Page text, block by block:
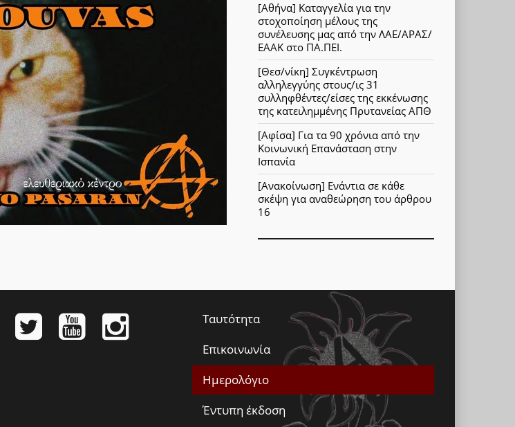
[Αθήνα] Καταγγελία για την
στοχοποίηση μέλους της
συνέλευσης μας από την ΛΑΕ/ΑΡΑΣ/
ΕΑΑΚ στο ΠΑ.ΠΕΙ.
[Θεσ/νίκη] Συγκέντρωση
αλληλεγγύης στους/ις 31
συλληφθέντες/είσες της εκκένωσης
της κατειλημμένης Πρυτανείας ΑΠΘ
[Αφίσα] Για τα 90 χρόνια από την
Κοινωνική Επανάσταση στην
Ισπανία
[Ανακοίνωση] Ενάντια σε κάθε
σκέψη για αναθεώρηση του άρθρου
16
Ταυτότητα
Επικοινωνία
Ημερολόγιο
Έντυπη έκδοση